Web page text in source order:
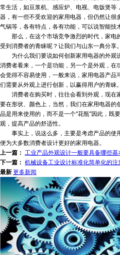
常生活，如豆浆机、感应炉、电视、电饭煲
器，有一些不受欢迎的家用电器，但仍然让
气锅等，各有特点，各有功能，可以说智能技
那么，在这个市场竞争激烈的时代，家电
受到消费者的青睐呢？让我们与山东一典分享。
为什么我们要说如何创新家用电器的外观
消费者看来，一个是功能，另一个是外观，
会觉得不容易使用，一般来说，家用电器产
们需要从外观上进行创新，以赢得用户的青睐。
消费者在购买时，往往会看到外观，现在
要在形状、颜色上，当然，我们在家用电器
品是用来使用的，而不是一个“花瓶”因此，既
观，提高产品的舒适性。
事实上，说这么多，主要是考虑产品的使
便为大多数消费者设计更好的家用电器。
上一篇： 工业产品外观设计一般要具备哪些基
下一篇： 机械设备工业设计标准化简单化的注
最新更多新闻